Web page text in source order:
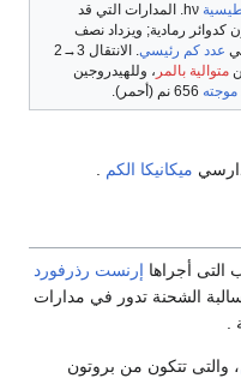
hν . المدارات التي قد
كدوائر رمادية; ويزداد نصف
عدد كم رئيسي. الانتقال 3
→
2
متوالية بالمر ، وللهيدروجين
ميكانيكا الكم
التى أجراها إرنست رذرفورد
الشحنة تدور في مدارات
.
، والتى تتكون من بروتون